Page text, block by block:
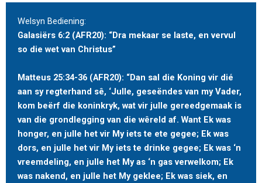
Welsyn Bediening:
Galasiërs 6:2 (AFR20): “Dra mekaar se laste, en vervul
so die wet van Christus”
Matteus 25:34-36 (AFR20): “Dan sal die Koning vir dié
aan sy regterhand sê, ‘Julle, geseëndes van my Vader,
kom beërf die koninkryk, wat vir julle gereedgemaak is
van die grondlegging van die wêreld af. Want Ek was
honger, en julle het vir My iets te ete gegee; Ek was
dors, en julle het vir My iets te drinke gegee; Ek was ‘n
vreemdeling, en julle het My as ‘n gas verwelkom; Ek
was nakend, en julle het My geklee; Ek was siek, en